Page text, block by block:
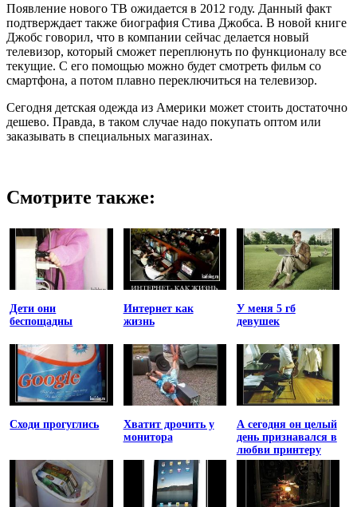
Появление нового ТВ ожидается в 2012 году. Данный факт
подтверждает также биография Стива Джобса. В новой книге
Джобс говорил, что в компании сейчас делается новый
телевизор, который сможет переплюнуть по функционалу все
текущие. С его помощью можно будет смотреть фильм со
смартфона, а потом плавно переключиться на телевизор.
Сегодня детская одежда из Америки может стоить достаточно
дешево. Правда, в таком случае надо покупать оптом или
заказывать в специальных магазинах.
Смотрите также:
Дети они
беспощадны
Интернет как
жизнь
У меня 5 гб
девушек
Сходи прогуглись
Хватит дрочить у
монитора
А сегодня он целый
день признавался в
любви принтеру